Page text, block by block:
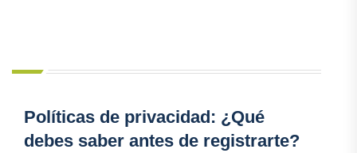
Políticas de privacidad: ¿Qué
debes saber antes de registrarte?